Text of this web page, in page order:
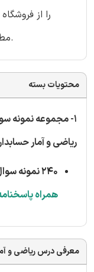
را از
مطالعه آن هر چه بیشتر آماده آزمون شوید.
محتویات بسته
1- مجموعه نمونه
ریاضی و آمار
240 نمونه سوال استخدامی ریاضی و آمار حسابداری
همراه
معرفی درس ریاضی و